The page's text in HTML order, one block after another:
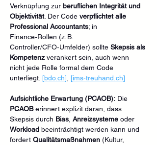
Verknüpfung zur beruflichen Integrität und
Objektivität. Der Code verpflichtet alle
Professional Accountants; in
Finance‑Rollen (z. B.
Controller/CFO‑Umfelder) sollte Skepsis als
Kompetenz verankert sein, auch wenn
nicht jede Rolle formal dem Code
unterliegt. [bdo.ch] [ims-treuhand.ch]
Aufsichtliche Erwartung (PCAOB): Die
PCAOB erinnert explizit daran, dass
Skepsis durch Bias Anreizsysteme oder
Workload beeinträchtigt werden kann und
fordert Qualitätsmaßnahmen (Kultur,